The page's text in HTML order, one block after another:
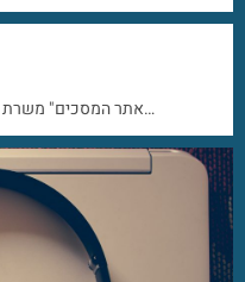
"אתר המסכים" משרת קהילה צרכנית הצורכת שירותי תיקונים…